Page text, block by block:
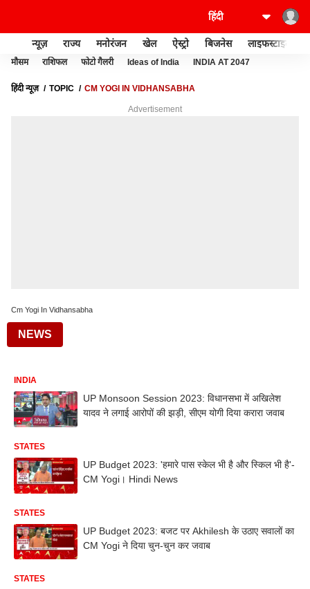
न्यूज़ राज्य मनोरंजन खेल ऐस्ट्रो बिजनेस लाइफस्टाइल
मौसम राशिफल फोटो गैलरी Ideas of India INDIA AT 2047
हिंदी न्यूज़ TOPIC CM YOGI IN VIDHANSABHA
Advertisement
Cm Yogi In Vidhansabha
NEWS
INDIA
UP Monsoon Session 2023: विधानसभा में अखिलेश
यादव ने लगाई आरोपों की झड़ी, सीएम योगी दिया करारा जवाब
STATES
UP Budget 2023: 'हमारे पास स्केल भी है और स्किल भी है'-
CM Yogi। Hindi News
STATES
UP Budget 2023: बजट पर Akhilesh के उठाए सवालों का
CM Yogi ने दिया चुन-चुन कर जवाब
STATES